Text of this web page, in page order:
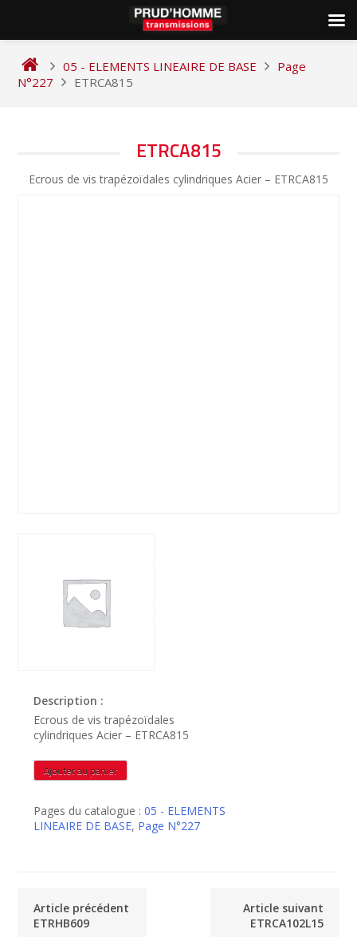
content
05 - ELEMENTS LINEAIRE DE BASE
Page
N°227
ETRCA815
ETRCA815
Ecrous de vis trapézoïdales cylindriques Acier – ETRCA815
Description :
Ecrous de vis trapézoïdales
cylindriques Acier – ETRCA815
quantité
de
Ajouter au panier
Pages du catalogue :05 - ELEMENTS
LINEAIRE DE BASE, Page N°227
DE
Article précédent
ETRHB609
Article suivant
ETRCA102L15